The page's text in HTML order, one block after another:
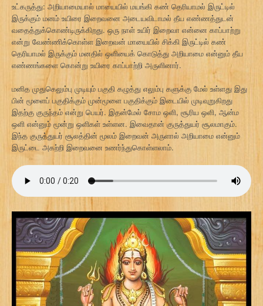
உட்கருத்து: அறியாமையால் மாயையில் மயங்கி கண் தெரியாமல் இருட்டில்
இருக்கும் மனம் உயிரை இறைவனை அடையவிடாமல் தீய எண்ணத்துடன்
வதைத்துக்கொண்டிருக்கிறது. ஒரு நாள் உயிர் இறைவா என்னை காப்பாற்று
என்று வேண்ணிக்கொள்ள இறைவன் மாயையில் சிக்கி இருட்டில் கண்
தெரியாமல் இருக்கும் மனதில் ஒளியைக் கொடுத்து அறியாமை என்னும் தீய
எண்ணங்களை கொன்று உயிரை காப்பாற்றி அருளினார்.
மனித முதுகெலும்பு முடியும் பகுதி கழுத்து எலும்பு களுக்கு மேல் உள்ளது இது
பின் மூளைப் பகுதிக்கும் முன்மூளை பகுதிக்கும் இடையில் முடிவுறுகிறது
இதற்கு குருந்தம் என்று பெயர். இதன்மேல் சோம ஒளி, சூரிய ஒளி, ஆன்ம
ஒளி என்னும் மூன்று ஒளிகள் உள்ளன. இவைதான் குருத்துயர் சூலமாகும்.
இந்த குருத்துயர் சூலத்தின் மூலம் இறைவன் அருளால் அறியாமை என்னும்
இருட்டை அகற்றி இறைவனை உணர்ந்துகொள்ளலாம்.